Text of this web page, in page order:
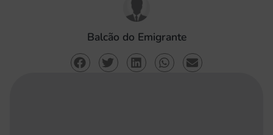
Balcão do Emigrante